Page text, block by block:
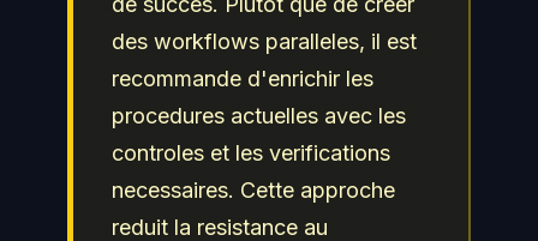
des workflows paralleles, il est
recommande d'enrichir les
procedures actuelles avec les
controles et les verifications
necessaires. Cette approche
reduit la resistance au